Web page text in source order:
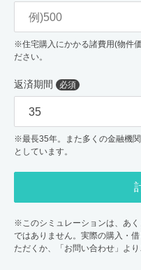
※住宅購入にかかる諸費用(物件
ださい。
返済期間 必須
※最長35年。また多くの金融機
としています。
※このシミュレーションは、あ
ではありません。実際の購入・
ただくか、「お問い合わせ」より